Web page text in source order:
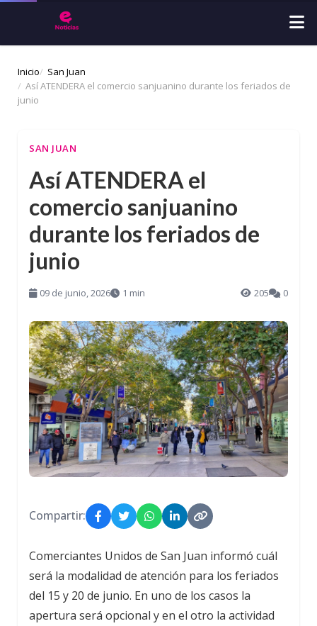
Inicio
San Juan
Así ATENDERA el comercio sanjuanino durante los feriados de
junio
SAN JUAN
Así ATENDERA el
comercio sanjuanino
durante los feriados de
junio
09 de junio, 2026 1 min 205 0
Compartir:
Comerciantes Unidos de San Juan informó cuál
será la modalidad de atención para los feriados
del 15 y 20 de junio. En uno de los casos la
apertura será opcional y en el otro la actividad